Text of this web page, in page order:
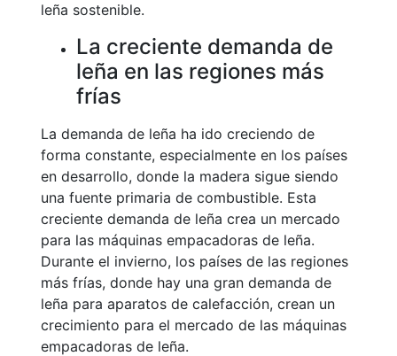
leña sostenible.
La creciente demanda de
leña en las regiones más
frías
La demanda de leña ha ido creciendo de
forma constante, especialmente en los países
en desarrollo, donde la madera sigue siendo
una fuente primaria de combustible. Esta
creciente demanda de leña crea un mercado
para las máquinas empacadoras de leña.
Durante el invierno, los países de las regiones
más frías, donde hay una gran demanda de
leña para aparatos de calefacción, crean un
crecimiento para el mercado de las máquinas
empacadoras de leña.